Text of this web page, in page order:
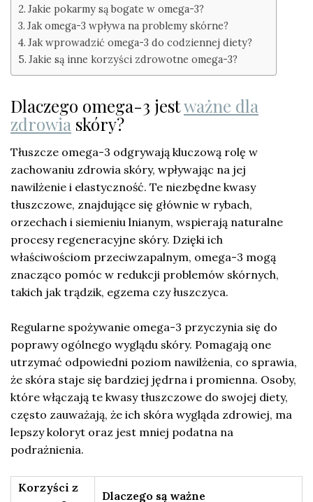
Jakie pokarmy są bogate w omega-3?
Jak omega-3 wpływa na problemy skórne?
Jak wprowadzić omega-3 do codziennej diety?
Jakie są inne korzyści zdrowotne omega-3?
Dlaczego omega-3 jestważne dla
zdrowia skóry?
Tłuszcze omega-3 odgrywają kluczową rolę w
zachowaniu zdrowia skóry, wpływając na jej
nawilżenie i elastyczność. Te niezbędne kwasy
tłuszczowe, znajdujące się głównie w rybach,
orzechach i siemieniu lnianym, wspierają naturalne
procesy regeneracyjne skóry. Dzięki ich
właściwościom przeciwzapalnym, omega-3 mogą
znacząco pomóc w redukcji problemów skórnych,
takich jak trądzik, egzema czy łuszczyca.
Regularne spożywanie omega-3 przyczynia się do
poprawy ogólnego wyglądu skóry. Pomagają one
utrzymać odpowiedni poziom nawilżenia, co sprawia,
że skóra staje się bardziej jędrna i promienna. Osoby,
które włączają te kwasy tłuszczowe do swojej diety,
często zauważają, że ich skóra wygląda zdrowiej, ma
lepszy koloryt oraz jest mniej podatna na
podrażnienia.
Korzyści z
Dlaczego są ważne